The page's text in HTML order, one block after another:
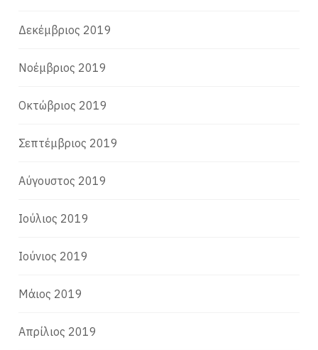
Δεκέμβριος 2019
Νοέμβριος 2019
Οκτώβριος 2019
Σεπτέμβριος 2019
Αύγουστος 2019
Ιούλιος 2019
Ιούνιος 2019
Μάιος 2019
Απρίλιος 2019